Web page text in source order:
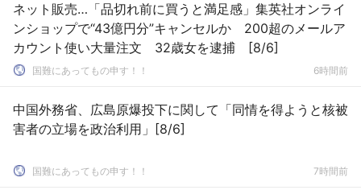
ネット販売…「品切れ前に買うと満足感」集英社オンライ
ンショップで“43億円分”キャンセルか 200超のメールア
カウント使い大量注文 32歳女を逮捕 [8/6]
国難にあってもの申す！！ 6時間前
中国外務省、広島原爆投下に関して「同情を得ようと核被
害者の立場を政治利用」[8/6]
国難にあってもの申す！！ 7時間前